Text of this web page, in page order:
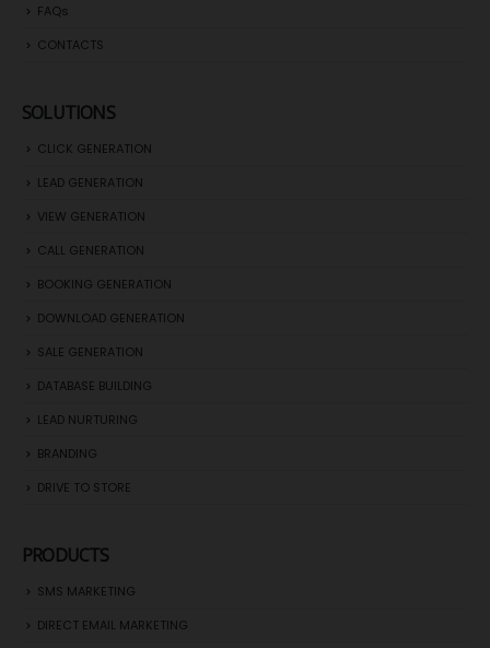
FAQs
CONTACTS
SOLUTIONS
CLICK GENERATION
LEAD GENERATION
VIEW GENERATION
CALL GENERATION
BOOKING GENERATION
DOWNLOAD GENERATION
SALE GENERATION
DATABASE BUILDING
LEAD NURTURING
BRANDING
DRIVE TO STORE
PRODUCTS
SMS MARKETING
DIRECT EMAIL MARKETING